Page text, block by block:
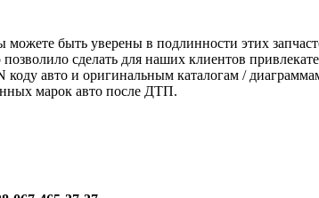
можете быть уверены в подлинности этих
сделать для наших клиентов
авто и оригинальным каталогам /
марок авто после ДТП.